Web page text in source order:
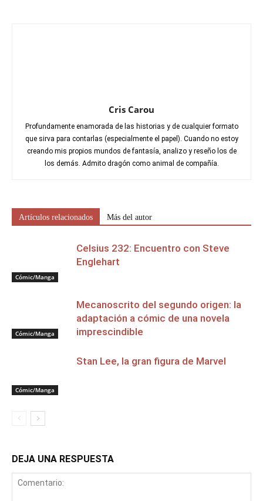
Cris Carou
Profundamente enamorada de las historias y de cualquier formato
que sirva para contarlas (especialmente el papel). Cuando no estoy
creando mis propios mundos de fantasía, analizo y reseño los de
los demás. Admito dragón como animal de compañía.
Artículos relacionados Más del autor
Cómic/Manga
Celsius 232: Encuentro con Steve
Englehart
Cómic/Manga
Mecanoscrito del segundo origen: la
adaptación a cómic de una novela
imprescindible
Cómic/Manga
Stan Lee, la gran figura de Marvel
DEJA UNA RESPUESTA